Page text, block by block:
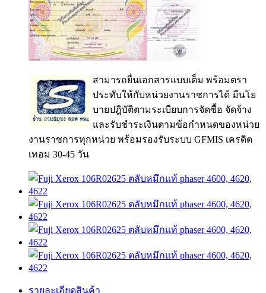
สามารถยื่นเอกสารแบบเต็ม พร้อมตรา
ประทับให้กับหน่วยงานราชการได้ มีนโย
บายปฎิบัติตามระเบียบการจัดซื้อ จัดจ้าง
และรับชำระเงินตามข้อกำหนดของหน่วย
งานราชการทุกหน่วย พร้อมรองรับระบบ GFMIS เครดิต
เทอม 30-45 วัน
รายละเอียดสินค้า